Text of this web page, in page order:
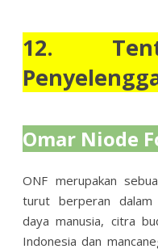
12.
Omar Niode
ONF merupakan
turut berperan dalam
daya manusia, citra
Indonesia dan